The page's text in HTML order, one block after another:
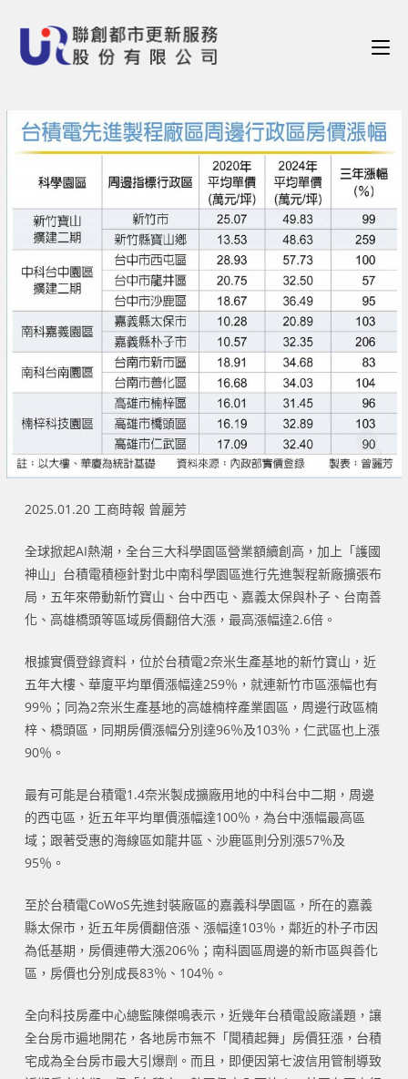
2025.01.20 工商時報 曾麗芳
全球掀起AI熱潮，全台三大科學園區營業額續創高，加上「護國
神山」台積電積極針對北中南科學園區進行先進製程新廠擴張布
局，五年來帶動新竹寶山、台中西屯、嘉義太保與朴子、台南善
化、高雄橋頭等區域房價翻倍大漲，最高漲幅達2.6倍。
根據實價登錄資料，位於台積電2奈米生產基地的新竹寶山，近
五年大樓、華廈平均單價漲幅達259％，就連新竹市區漲幅也有
99％；同為2奈米生產基地的高雄楠梓產業園區，周邊行政區楠
梓、橋頭區，同期房價漲幅分別達96％及103％，仁武區也上漲
90％。
最有可能是台積電1.4奈米製成擴廠用地的中科台中二期，周邊
的西屯區，近五年平均單價漲幅達100％，為台中漲幅最高區
域；跟著受惠的海線區如龍井區、沙鹿區則分別漲57％及
95％。
至於台積電CoWoS先進封裝廠區的嘉義科學園區，所在的嘉義
縣太保市，近五年房價翻倍漲、漲幅達103％，鄰近的朴子市因
為低基期，房價連帶大漲206％；南科園區周邊的新市區與善化
區，房價也分別成長83％、104％。
全向科技房產中心總監陳傑鳴表示，近幾年台積電設廠議題，讓
全台房市遍地開花，各地房市無不「聞積起舞」房價狂漲，台積
宅成為全台房市最大引爆劑。而且，即便因第七波信用管制導致